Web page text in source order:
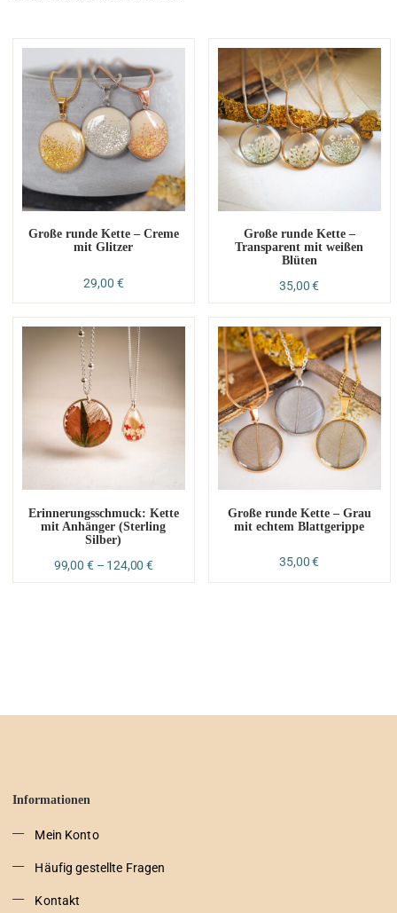
Große runde Kette – Creme
mit Glitzer
29,00 €
Große runde Kette –
Transparent mit weißen
Blüten
35,00€
Erinnerungsschmuck: Kette
mit Anhänger (Sterling
Silber)
99,00 €– 124,00€
Große runde Kette – Grau
mit echtem Blattgerippe
35,00€
Informationen
Mein Konto
Häufig gestellte Fragen
Kontakt